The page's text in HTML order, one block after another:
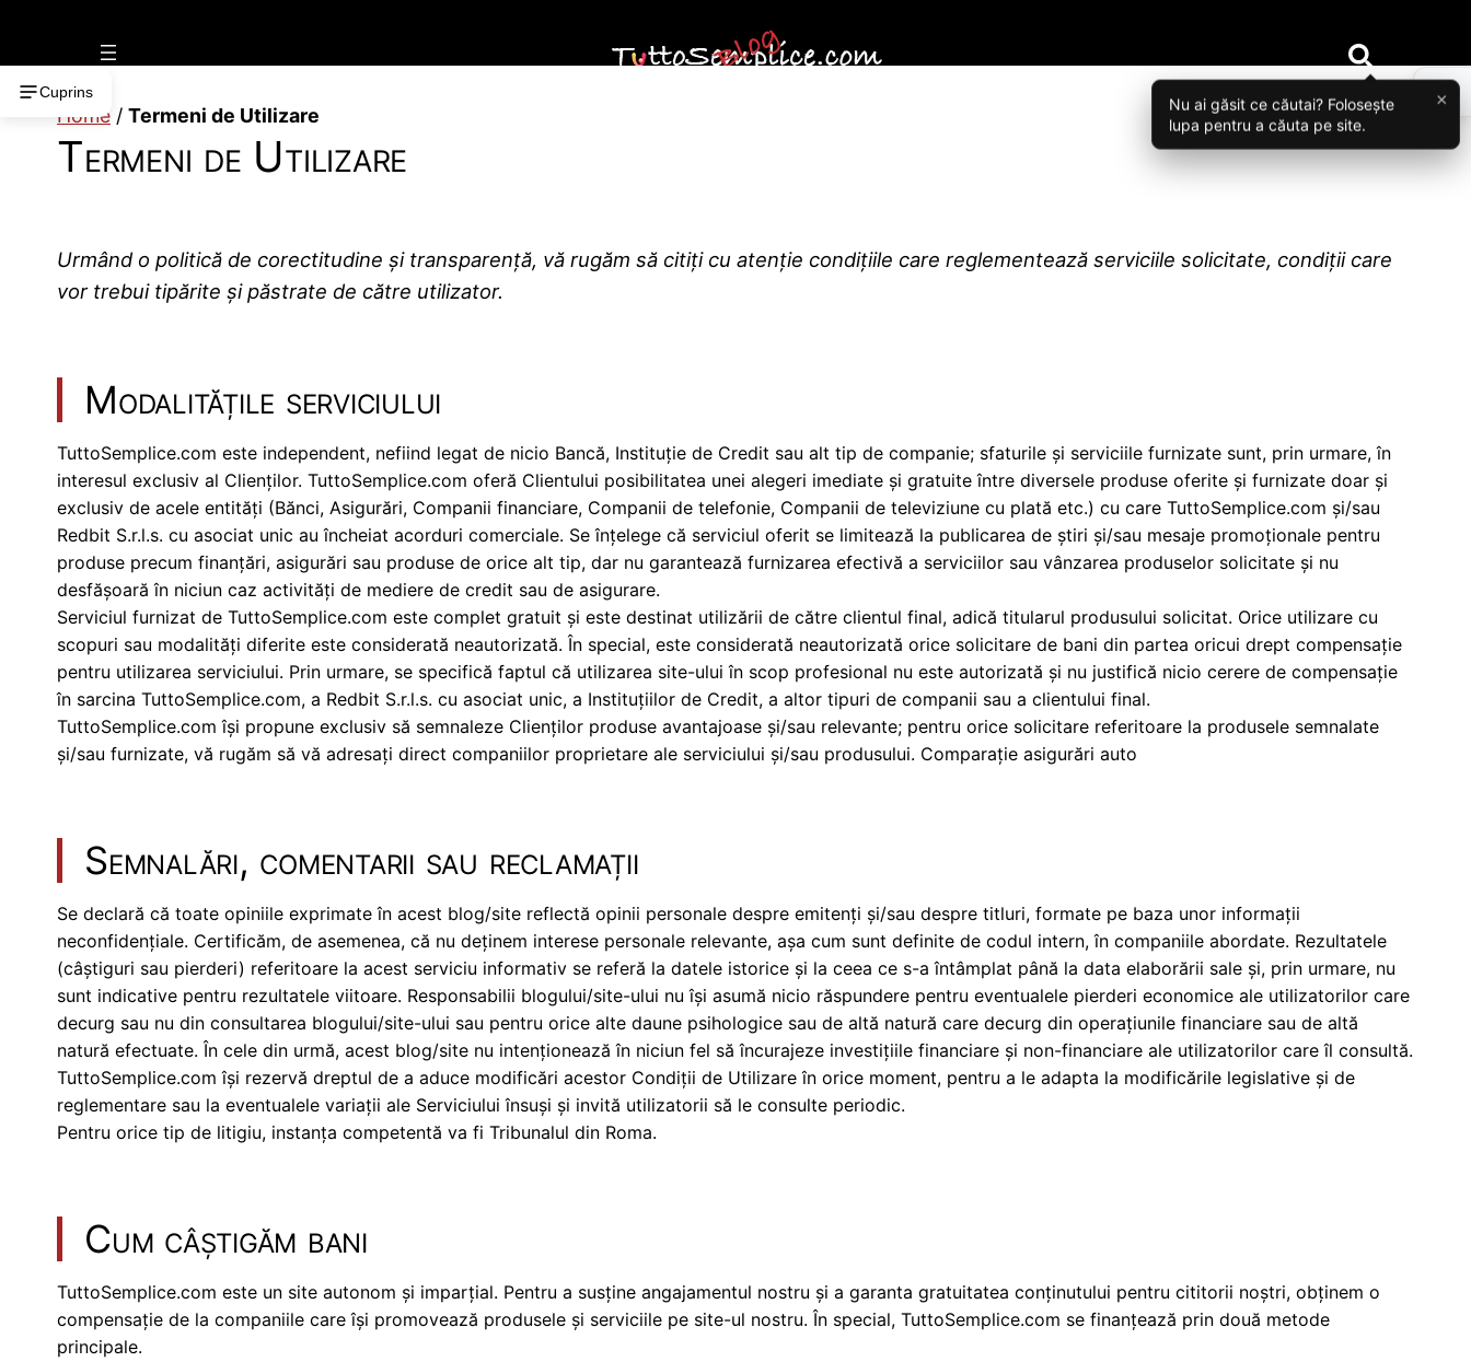
Home / Termeni de Utilizare
Termeni de Utilizare
Urmând o politică de corectitudine și transparență, vă rugăm să citiți cu atenție condițiile care reglementează serviciile solicitate, condiții care
vor trebui tipărite și păstrate de către utilizator.
Modalitățile serviciului
TuttoSemplice.com este independent, nefiind legat de nicio Bancă, Instituție de Credit sau alt tip de companie; sfaturile și serviciile furnizate sunt, prin urmare, în
interesul exclusiv al Clienților. TuttoSemplice.com oferă Clientului posibilitatea unei alegeri imediate și gratuite între diversele produse oferite și furnizate doar și
exclusiv de acele entități (Bănci, Asigurări, Companii financiare, Companii de telefonie, Companii de televiziune cu plată etc.) cu care TuttoSemplice.com și/sau
Redbit S.r.l.s. cu asociat unic au încheiat acorduri comerciale. Se înțelege că serviciul oferit se limitează la publicarea de știri și/sau mesaje promoționale pentru
produse precum finanțări, asigurări sau produse de orice alt tip, dar nu garantează furnizarea efectivă a serviciilor sau vânzarea produselor solicitate și nu
desfășoară în niciun caz activități de mediere de credit sau de asigurare.
Serviciul furnizat de TuttoSemplice.com este complet gratuit și este destinat utilizării de către clientul final, adică titularul produsului solicitat. Orice utilizare cu
scopuri sau modalități diferite este considerată neautorizată. În special, este considerată neautorizată orice solicitare de bani din partea oricui drept compensație
pentru utilizarea serviciului. Prin urmare, se specifică faptul că utilizarea site-ului în scop profesional nu este autorizată și nu justifică nicio cerere de compensație
în sarcina TuttoSemplice.com, a Redbit S.r.l.s. cu asociat unic, a Instituțiilor de Credit, a altor tipuri de companii sau a clientului final.
TuttoSemplice.com își propune exclusiv să semnaleze Clienților produse avantajoase și/sau relevante; pentru orice solicitare referitoare la produsele semnalate
și/sau furnizate, vă rugăm să vă adresați direct companiilor proprietare ale serviciului și/sau produsului. Comparație asigurări auto
Semnalări, comentarii sau reclamații
Se declară că toate opiniile exprimate în acest blog/site reflectă opinii personale despre emitenți și/sau despre titluri, formate pe baza unor informații
neconfidențiale. Certificăm, de asemenea, că nu deținem interese personale relevante, așa cum sunt definite de codul intern, în companiile abordate. Rezultatele
(câștiguri sau pierderi) referitoare la acest serviciu informativ se referă la datele istorice și la ceea ce s-a întâmplat până la data elaborării sale și, prin urmare, nu
sunt indicative pentru rezultatele viitoare. Responsabilii blogului/site-ului nu își asumă nicio răspundere pentru eventualele pierderi economice ale utilizatorilor care
decurg sau nu din consultarea blogului/site-ului sau pentru orice alte daune psihologice sau de altă natură care decurg din operațiunile financiare sau de altă
natură efectuate. În cele din urmă, acest blog/site nu intenționează în niciun fel să încurajeze investițiile financiare și non-financiare ale utilizatorilor care îl consultă.
TuttoSemplice.com își rezervă dreptul de a aduce modificări acestor Condiții de Utilizare în orice moment, pentru a le adapta la modificările legislative și de
reglementare sau la eventualele variații ale Serviciului însuși și invită utilizatorii să le consulte periodic.
Pentru orice tip de litigiu, instanța competentă va fi Tribunalul din Roma.
Cum câștigăm bani
TuttoSemplice.com este un site autonom și imparțial. Pentru a susține angajamentul nostru și a garanta gratuitatea conținutului pentru cititorii noștri, obținem o
compensație de la companiile care își promovează produsele și serviciile pe site-ul nostru. În special, TuttoSemplice.com se finanțează prin două metode
principale.
Cuprins
Nu ai găsit ce căutai? Folosește
lupa pentru a căuta pe site.
×